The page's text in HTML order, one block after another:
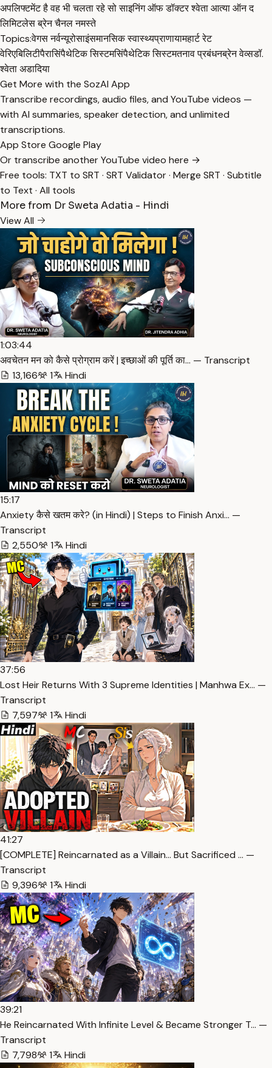
अपलिफ्टमेंट है वह भी चलता रहे सो साइनिंग ऑफ डॉक्टर श्वेता आत्या ऑन द
लिमिटलेस ब्रेन चैनल नमस्ते
Topics:वेगस नर्वन्यूरोसाइंसमानसिक स्वास्थ्यप्राणायामहार्ट रेट
वेरिएबिलिटीपैरासिंपैथेटिक सिस्टमसिंपैथेटिक सिस्टमतनाव प्रबंधनब्रेन वेव्सडॉ.
श्वेता अडादिया
Get More with the SozAI App
Transcribe recordings, audio files, and YouTube videos —
with AI summaries, speaker detection, and unlimited
transcriptions.
App Store Google Play
Or transcribe another YouTube video here →
Free tools: TXT to SRT · SRT Validator· Merge SRT · Subtitle
to Text · All tools
More from Dr Sweta Adatia - Hindi
View All
1:03:44
अवचेतन मन को कैसे प्रोग्राम करें | इच्छाओं की पूर्ति का… — Transcript
13,166
1 Hindi
15:17
Anxiety कैसे खतम करे? (in Hindi) | Steps to Finish Anxi… —
Transcript
2,550
1 Hindi
37:56
Lost Heir Returns With 3 Supreme Identities | Manhwa Ex… —
Transcript
7,597
1 Hindi
41:27
[COMPLETE] Reincarnated as a Villain… But Sacrificed … —
Transcript
9,396
1 Hindi
39:21
He Reincarnated With Infinite Level & Became Stronger T… —
Transcript
7,798
1 Hindi